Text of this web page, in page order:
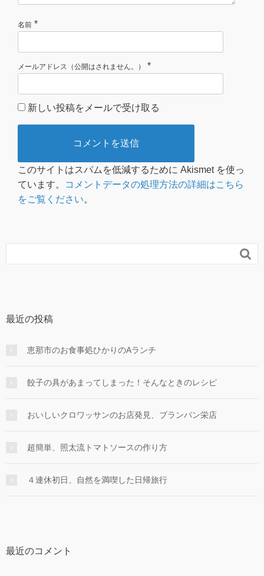
名前 *
メールアドレス（公開はされません。） *
新しい投稿をメールで受け取る
このサイトはスパムを低減するために Akismet を使っ
ています。
コメントデータの処理方法の詳細はこちら
をご覧ください。

最近の投稿
恵那市のお食事処ひかりのAランチ
餃子の具があまってしまった！そんなときのレシピ
おいしいクロワッサンのお店発見、ブランパン栄店
超簡単、照太流トマトソースの作り方
４連休初日、自然を満喫した日帰旅行
最近のコメント